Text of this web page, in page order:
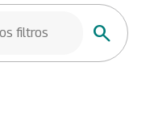
Buscar